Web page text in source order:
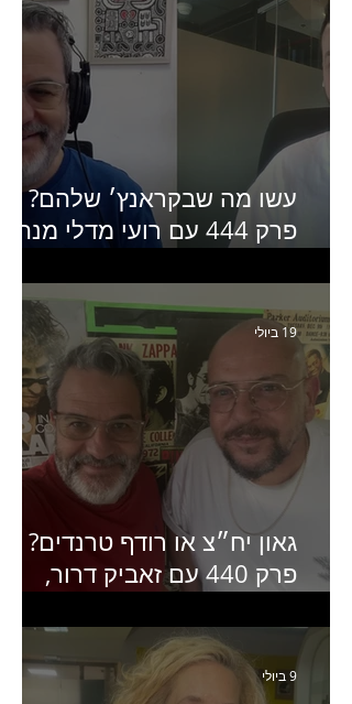
עשו מה שבקראנץ׳ שלהם?
פרק 444 עם רועי מדלי מנהל
האחרון של קראנץ׳
גאון יח״צ או רודף טרנדים?
פרק 440 עם זאביק דרור,
ותקשורת
19 ביולי
9 ביולי